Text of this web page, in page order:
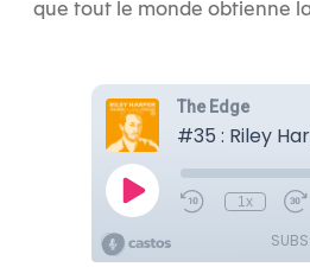
que tout le monde obtienne